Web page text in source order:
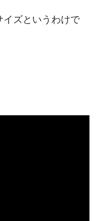
イズというわけで